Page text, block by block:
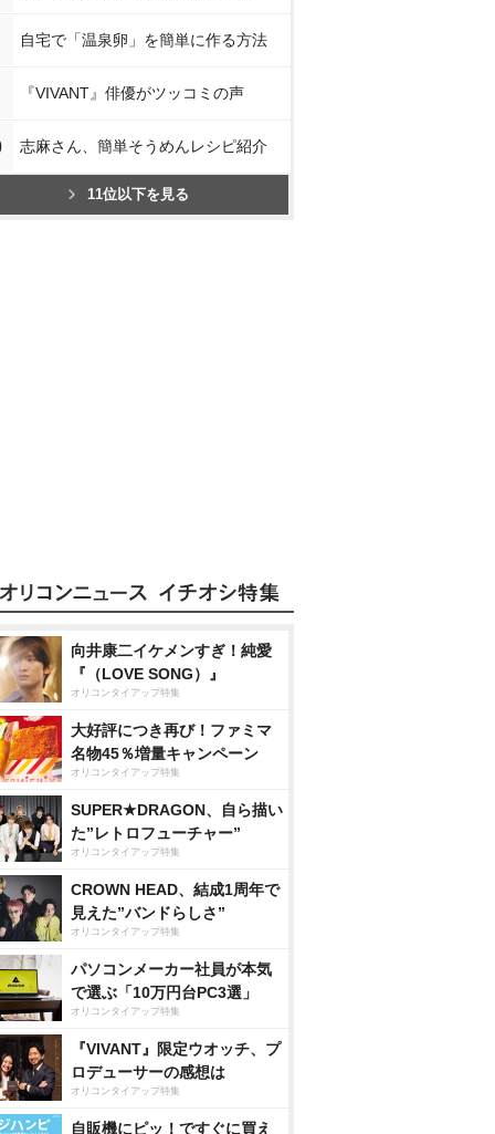
自宅で「温泉卵」を簡単に作る方法
『VIVANT』俳優がツッコミの声
志麻さん、簡単そうめんレシピ紹介
11位以下を見る
向井康二イケメンすぎ！純愛
『（LOVE SONG）』
オリコンタイアップ特集
大好評につき再び！ファミマ
名物45％増量キャンペーン
オリコンタイアップ特集
SUPER★DRAGON、自ら描い
た”レトロフューチャー”
オリコンタイアップ特集
CROWN HEAD、結成1周年で
見えた”バンドらしさ”
オリコンタイアップ特集
パソコンメーカー社員が本気
で選ぶ「10万円台PC3選」
オリコンタイアップ特集
『VIVANT』限定ウオッチ、プ
ロデューサーの感想は
オリコンタイアップ特集
自販機にピッ！ですぐに買え